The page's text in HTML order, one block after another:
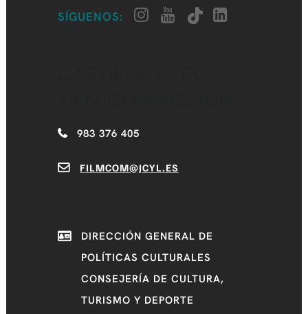
SÍGUENOS:
983 376 405
FILMCOM@JCYL.ES
DIRECCIÓN GENERAL DE
POLÍTICAS CULTURALES
CONSEJERÍA DE CULTURA,
TURISMO Y DEPORTE